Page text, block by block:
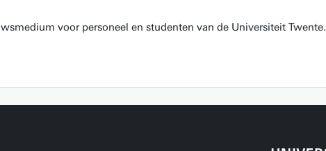
voor personeel en studenten van de Universiteit Twente.